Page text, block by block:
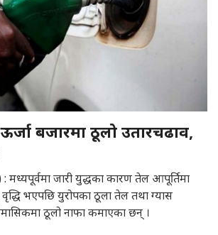
ऊर्जा बजारमा ठूलो उतारचढाव,
मध्यपूर्वमा जारी युद्धका कारण तेल आपूर्तिमा
वृद्धि भएपछि युरोपका ठूला तेल तथा ग्यास
ठूलो नाफा कमाएका छन् ।